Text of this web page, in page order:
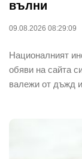
вълни
09.08.2026 08:29:09
Националният
обяви на сайта
валежи от дъжд